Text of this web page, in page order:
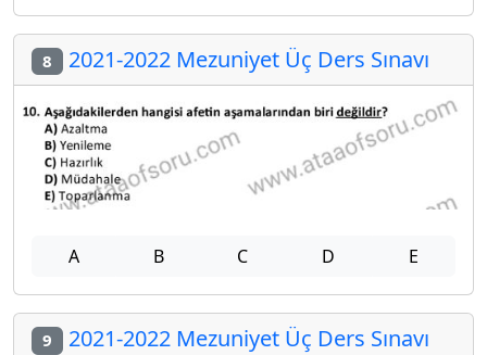
8 2021-2022 Mezuniyet Üç Ders Sınavı
A B C D E
9 2021-2022 Mezuniyet Üç Ders Sınavı